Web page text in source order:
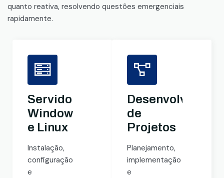
quanto reativa, resolvendo questões emergenciais
rapidamente.
Servidores
Windows
e Linux
Instalação,
configuração
e
de
Projetos
Planejamento,
implementação
e